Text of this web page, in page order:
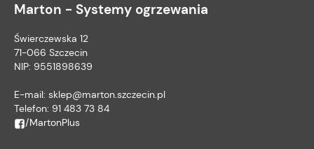
Marton - Systemy ogrzewania
Świerczewska 12
71-066 Szczecin
NIP: 9551898639
E-mail: sklep@marton.szczecin.pl
Telefon: 91 483 73 84
/MartonPlus